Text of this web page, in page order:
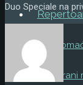
Strani
Duo Speciale na